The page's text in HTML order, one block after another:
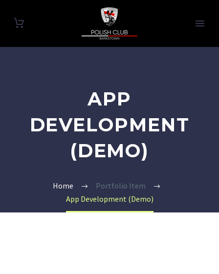
APP
DEVELOPMENT
(DEMO)
Home
Portfolio Item
App Development (Demo)